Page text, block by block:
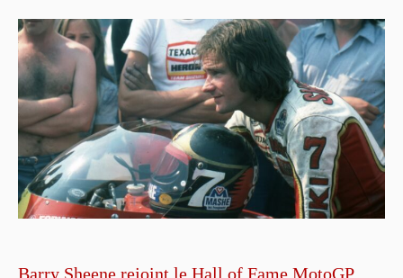
Barry Sheene rejoint le Hall of Fame MotoGP